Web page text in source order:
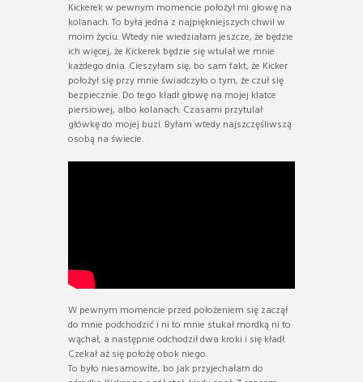
Kickerek w pewnym momencie położył mi głowę na
kolanach. To była jedna z najpiękniejszych chwil w
moim życiu. Wtedy nie wiedziałam jeszcze, że będzie
ich więcej, że Kickerek będzie się wtulał we mnie
każdego dnia. Cieszyłam się, bo sam fakt, że Kicker
położył się przy mnie świadczyło o tym, że czuł się
bezpiecznie. Do tego kładł głowę na mojej klatce
piersiowej, albo kolanach. Czasami przytulał
główkę do mojej buzi. Byłam wtedy najszczęśliwszą
osobą na świecie.
W pewnym momencie przed położeniem się zaczął
do mnie podchodzić i ni to mnie stukał mordką ni to
wąchał, a następnie odchodził dwa kroki i się kładł.
Czekał aż się położę obok niego.
To było niesamowite, bo jak przyjechałam do